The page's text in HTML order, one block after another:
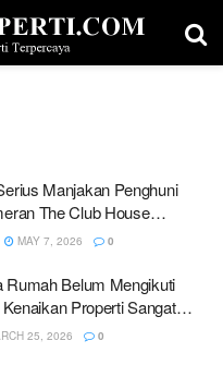
Manjakan Penghuni
The Club House
Hari
MAY 7, 2026 0
Rumah Belum Mengikuti
Properti Sangat
25, 2026 0